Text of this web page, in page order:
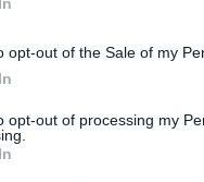
opt-out of the Sale of my
opt-out of processing my
viename iš
nematomam“,
ne tik minėtus,
verstų autorių – ir